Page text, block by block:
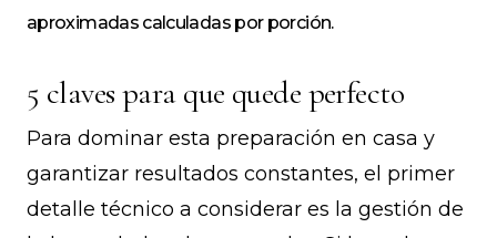
aproximadas calculadas por porción.
5 claves para que quede perfecto
Para dominar esta preparación en casa y
garantizar resultados constantes, el primer
detalle técnico a considerar es la gestión de